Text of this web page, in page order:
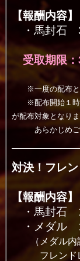
【報酬内容】
・馬封石
受取期限：
※一度の配布とな
※配布開始１時間
が配布対象となりま
あらかじめご了
対決！フレ
【報酬内容】
・馬封石
・メダル
（メダル内
フレンドレ